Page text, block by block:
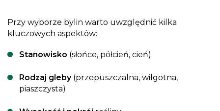
Przy wyborze bylin warto uwzględnić kilka
kluczowych aspektów:
Stanowisko (słońce, półcień, cień)
Rodzaj gleby(przepuszczalna, wilgotna,
piaszczysta)